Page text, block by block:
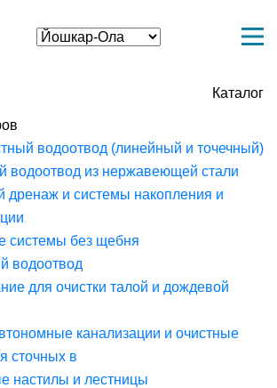
Каталог
водоотвод (линейный и точечный)
водоотвод из нержавеющей стали
дренаж и системы накопления и
системы без щебня
водоотвод
для очистки талой и дождевой
канализации и очистные
сточных в
настилы и лестницы